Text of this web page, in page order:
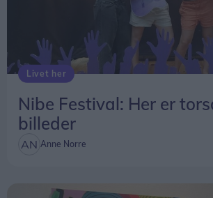
Livet her
Nibe Festival: Her er
billeder
Anne Norre